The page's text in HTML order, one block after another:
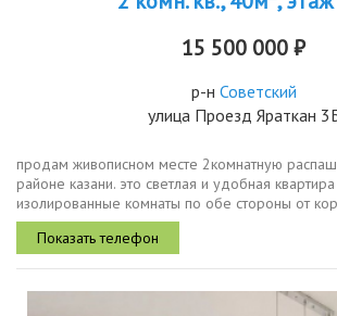
15 500 000 ₽
р-н Советский
улица Проезд Яраткан
продам живописном месте 2комнатную
районе казани. это светлая и удобная
изолированные комнаты по обе стороны от
санузел, кухня. общая площадь 40кв.м,
кухня 10кв....